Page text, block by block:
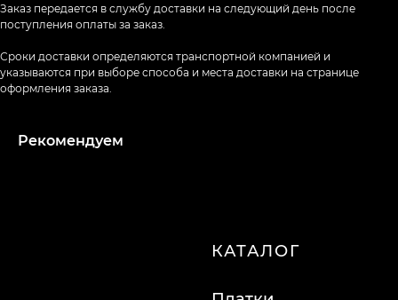
Заказ передается в службу доставки на следующий день после
поступления оплаты за заказ.
Сроки доставки определяются транспортной компанией и
указываются при выборе способа и места доставки на странице
оформления заказа.
Рекомендуем
О компании
Контакты
Договор-оферта
info@lafemmefatale.ru